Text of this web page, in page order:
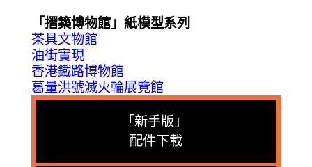
「摺築博物館」紙模型系列
茶具文物館
油街實現
香港鐵路博物館
葛量洪號滅火輪展覽館
「新手版」
配件下載